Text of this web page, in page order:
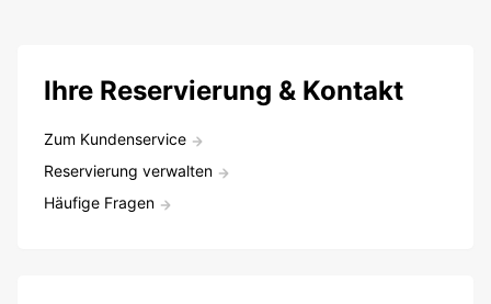
Ihre Reservierung & Kontakt
Zum Kundenservice
Reservierung verwalten
Häufige Fragen